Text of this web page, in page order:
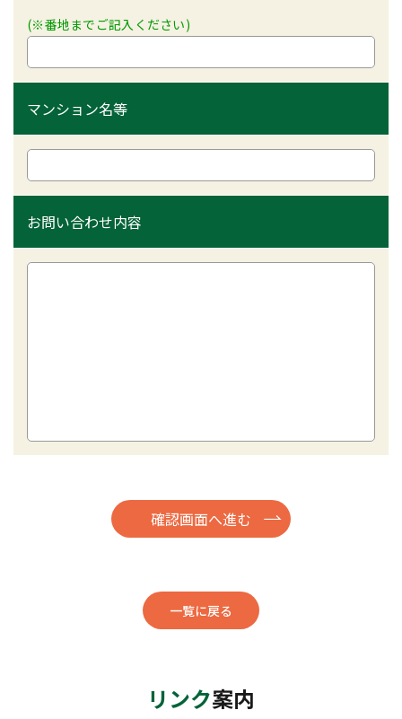
(※番地までご記入ください)
マンション名等
お問い合わせ内容
一覧に戻る
リンク案内